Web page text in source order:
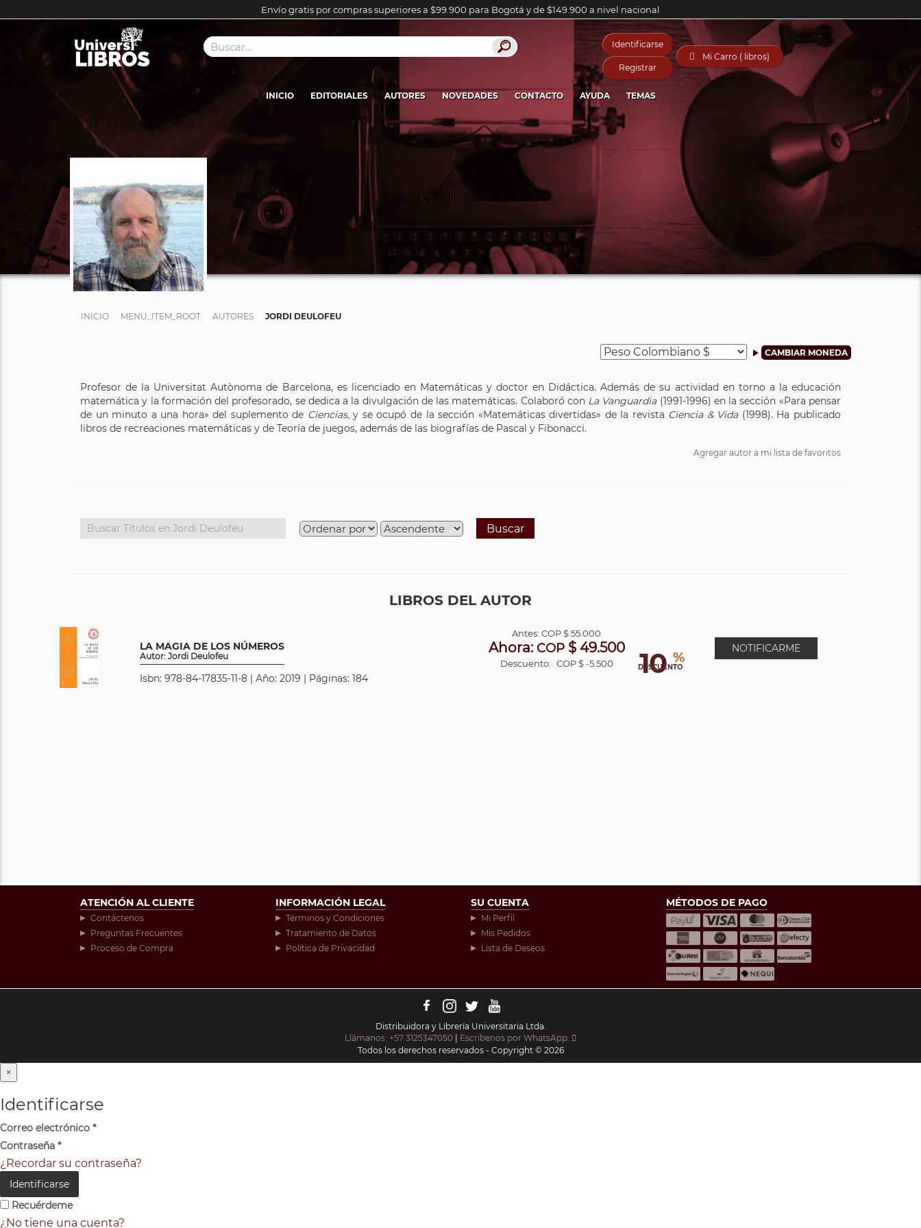
Envío gratis por compras superiores a $99.900 para Bogotá y de $149.900 a nivel nacional
Identificarse
Registrar
 Mi Carro ( libros)
INICIO EDITORIALES AUTORES NOVEDADES CONTACTO AYUDA TEMAS
INICIO MENU_ITEM_ROOT AUTORES JORDI DEULOFEU
Profesor de la Universitat Autònoma de Barcelona, es licenciado en Matemáticas y doctor en Didáctica. Además de su actividad en torno a la educación
matemática y la formación del profesorado, se dedica a la divulgación de las matemáticas. Colaboró con La Vanguardia(1991-1996) en la sección «Para pensar
de un minuto a una hora» del suplemento de Ciencias,y se ocupó de la sección «Matemáticas divertidas» de la revista Ciencia & Vida(1998). Ha publicado
libros de recreaciones matemáticas y de Teoría de juegos, además de las biografías de Pascal y Fibonacci.
Agregar autor a mi lista de favoritos
Buscar
LIBROS DEL AUTOR
LA MAGIA DE LOS NÚMEROS
Autor: Jordi Deulofeu
Isbn: 978-84-17835-11-8 | Año: 2019 | Páginas: 184 10 %
DESCUENTO
Antes:COP$ 55.000
Ahora: COP$ 49.500
Descuento: COP $ -5.500
NOTIFICARME
ATENCIÓN AL CLIENTE
Contáctenos
Preguntas Frecuentes
Proceso de Compra
INFORMACIÓN LEGAL
Términos y Condiciones
Tratamiento de Datos
Política de Privacidad
SU CUENTA
Mi Perfil
Mis Pedidos
Lista de Deseos
MÉTODOS DE PAGO
Distribuidora y Librería Universitaria Ltda.
Llámanos: +57 3125347050
Escríbenos por WhatsApp:
Todos los derechos reservados - Copyright © 2026
×
Identificarse
Correo electrónico *
Contraseña *
¿Recordar su contraseña?
Identificarse
Recuérdeme
¿No tiene una cuenta?